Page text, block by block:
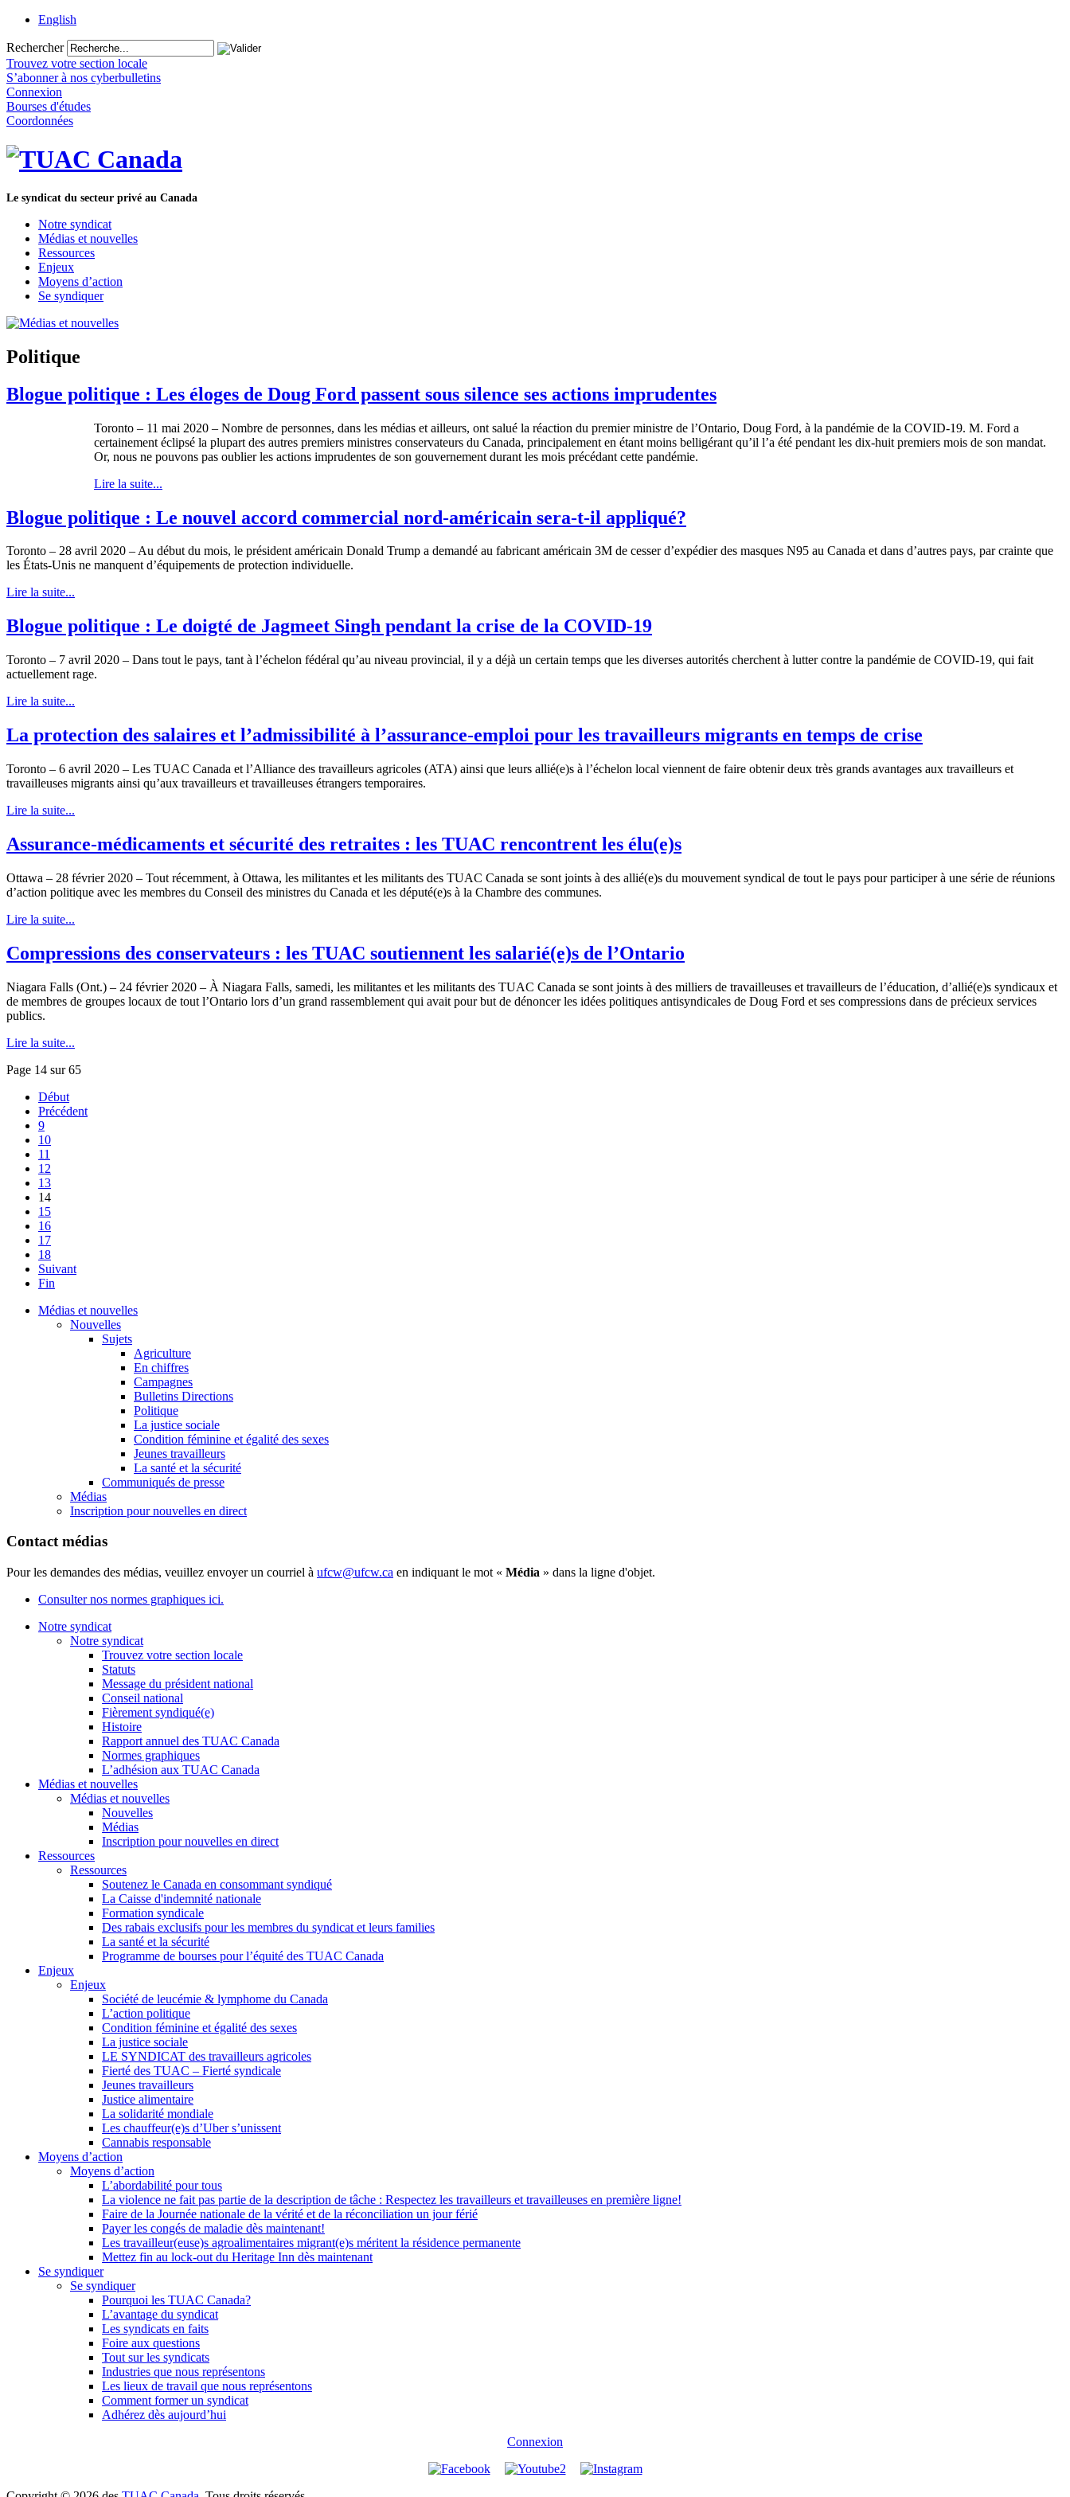
English
Rechercher
Trouvez votre section locale
S’abonner à nos cyberbulletins
Connexion
Bourses d'études
Coordonnées
Le syndicat du secteur privé au Canada
Notre syndicat
Médias et nouvelles
Ressources
Enjeux
Moyens d’action
Se syndiquer
Politique
Blogue politique : Les éloges de Doug Ford passent sous silence ses actions imprudentes
Toronto – 11 mai 2020 – Nombre de personnes, dans les médias et ailleurs, ont salué la réaction du premier ministre de l’Ontario, Doug Ford, à la pandémie de la COVID‑19. M. Ford a
certainement éclipsé la plupart des autres premiers ministres conservateurs du Canada, principalement en étant moins belligérant qu’il l’a été pendant les dix-huit premiers mois de son mandat.
Or, nous ne pouvons pas oublier les actions imprudentes de son gouvernement durant les mois précédant cette pandémie.
Lire la suite...
Blogue politique : Le nouvel accord commercial nord-américain sera-t-il appliqué?
Toronto – 28 avril 2020 – Au début du mois, le président américain Donald Trump a demandé au fabricant américain 3M de cesser d’expédier des masques N95 au Canada et dans d’autres pays, par crainte que
les États-Unis ne manquent d’équipements de protection individuelle.
Lire la suite...
Blogue politique : Le doigté de Jagmeet Singh pendant la crise de la COVID-19
Toronto – 7 avril 2020 – Dans tout le pays, tant à l’échelon fédéral qu’au niveau provincial, il y a déjà un certain temps que les diverses autorités cherchent à lutter contre la pandémie de COVID-19, qui fait
actuellement rage.
Lire la suite...
La protection des salaires et l’admissibilité à l’assurance-emploi pour les travailleurs migrants en temps de crise
Toronto – 6 avril 2020 – Les TUAC Canada et l’Alliance des travailleurs agricoles (ATA) ainsi que leurs allié(e)s à l’échelon local viennent de faire obtenir deux très grands avantages aux travailleurs et
travailleuses migrants ainsi qu’aux travailleurs et travailleuses étrangers temporaires.
Lire la suite...
Assurance-médicaments et sécurité des retraites : les TUAC rencontrent les élu(e)s
Ottawa – 28 février 2020 – Tout récemment, à Ottawa, les militantes et les militants des TUAC Canada se sont joints à des allié(e)s du mouvement syndical de tout le pays pour participer à une série de réunions
d’action politique avec les membres du Conseil des ministres du Canada et les député(e)s à la Chambre des communes.
Lire la suite...
Compressions des conservateurs : les TUAC soutiennent les salarié(e)s de l’Ontario
Niagara Falls (Ont.) – 24 février 2020 – À Niagara Falls, samedi, les militantes et les militants des TUAC Canada se sont joints à des milliers de travailleuses et travailleurs de l’éducation, d’allié(e)s syndicaux et
de membres de groupes locaux de tout l’Ontario lors d’un grand rassemblement qui avait pour but de dénoncer les idées politiques antisyndicales de Doug Ford et ses compressions dans de précieux services
publics.
Lire la suite...
Page 14 sur 65
Début
Précédent
9
10
11
12
13
14
15
16
17
18
Suivant
Fin
Médias et nouvelles
Nouvelles
Sujets
Agriculture
En chiffres
Campagnes
Bulletins Directions
Politique
La justice sociale
Condition féminine et égalité des sexes
Jeunes travailleurs
La santé et la sécurité
Communiqués de presse
Médias
Inscription pour nouvelles en direct
Contact médias
Pour les demandes des médias, veuillez envoyer un courriel à ufcw@ufcw.ca en indiquant le mot « Média » dans la ligne d'objet.
Consulter nos normes graphiques ici.
Notre syndicat
Notre syndicat
Trouvez votre section locale
Statuts
Message du président national
Conseil national
Fièrement syndiqué(e)
Histoire
Rapport annuel des TUAC Canada
Normes graphiques
L’adhésion aux TUAC Canada
Médias et nouvelles
Médias et nouvelles
Nouvelles
Médias
Inscription pour nouvelles en direct
Ressources
Ressources
Soutenez le Canada en consommant syndiqué
La Caisse d'indemnité nationale
Formation syndicale
Des rabais exclusifs pour les membres du syndicat et leurs families
La santé et la sécurité
Programme de bourses pour l’équité des TUAC Canada
Enjeux
Enjeux
Société de leucémie & lymphome du Canada
L’action politique
Condition féminine et égalité des sexes
La justice sociale
LE SYNDICAT des travailleurs agricoles
Fierté des TUAC – Fierté syndicale
Jeunes travailleurs
Justice alimentaire
La solidarité mondiale
Les chauffeur(e)s d’Uber s’unissent
Cannabis responsable
Moyens d’action
Moyens d’action
L’abordabilité pour tous
La violence ne fait pas partie de la description de tâche : Respectez les travailleurs et travailleuses en première ligne!
Faire de la Journée nationale de la vérité et de la réconciliation un jour férié
Payer les congés de maladie dès maintenant!
Les travailleur(euse)s agroalimentaires migrant(e)s méritent la résidence permanente
Mettez fin au lock-out du Heritage Inn dès maintenant
Se syndiquer
Se syndiquer
Pourquoi les TUAC Canada?
L’avantage du syndicat
Les syndicats en faits
Foire aux questions
Tout sur les syndicats
Industries que nous représentons
Les lieux de travail que nous représentons
Comment former un syndicat
Adhérez dès aujourd’hui
Connexion